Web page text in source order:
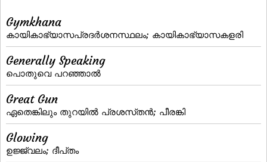
Gymkhana
കായികാഭ്യാസപ്രദര്‍ശനസ്ഥലം; കായികാഭ്യാസകളരി
Generally Speaking
പൊതുവെ പറഞ്ഞാല്‍
Great Gun
ഏതെങ്കിലും തുറയില്‍ പ്രശസ്‌തന്‍; പീരങ്കി
Glowing
ഉജ്ജ്വലം; ദീപ്‌തം